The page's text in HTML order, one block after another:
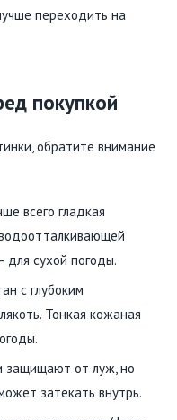
переходить на
покупкой
обратите внимание
всего гладкая
для сухой погоды.
с глубоким
Тонкая кожаная
защищают от луж, но
затекать внутрь.